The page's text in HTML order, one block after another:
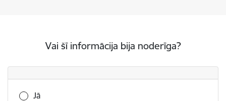
Vai šī informācija bija noderīga?
Vai šī informācija bija noderīga?
Jā